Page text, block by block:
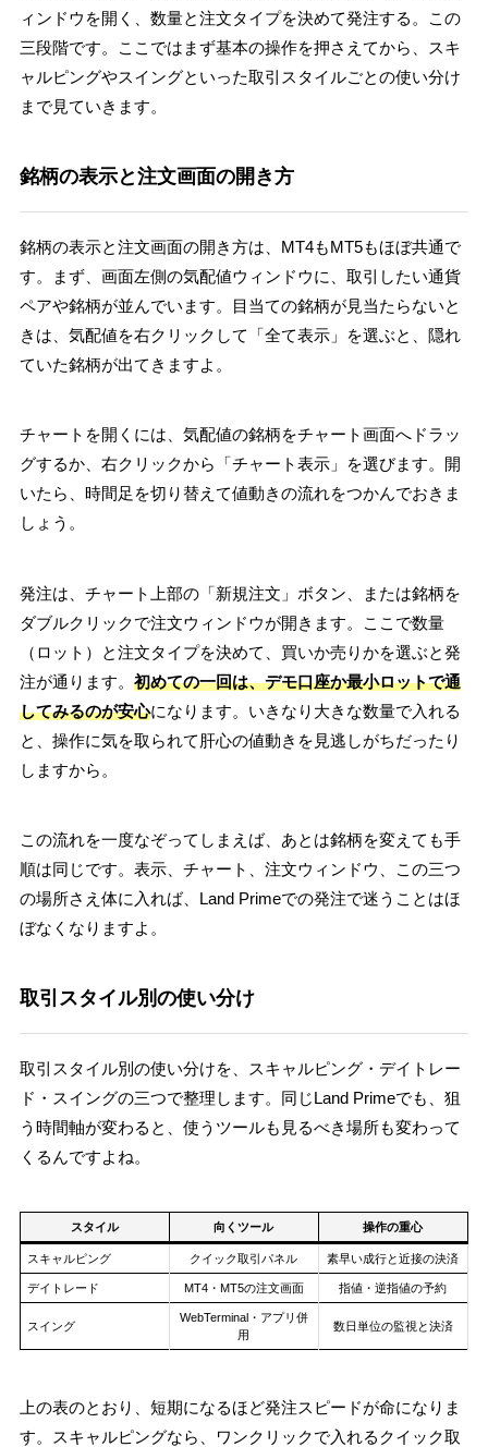
ィンドウを開く、数量と注文タイプを決めて発注する。この
三段階です。ここではまず基本の操作を押さえてから、スキ
ャルピングやスイングといった取引スタイルごとの使い分け
まで見ていきます。
銘柄の表示と注文画面の開き方
銘柄の表示と注文画面の開き方は、MT4もMT5もほぼ共通で
す。まず、画面左側の気配値ウィンドウに、取引したい通貨
ペアや銘柄が並んでいます。目当ての銘柄が見当たらないと
きは、気配値を右クリックして「全て表示」を選ぶと、隠れ
ていた銘柄が出てきますよ。
チャートを開くには、気配値の銘柄をチャート画面へドラッ
グするか、右クリックから「チャート表示」を選びます。開
いたら、時間足を切り替えて値動きの流れをつかんでおきま
しょう。
発注は、チャート上部の「新規注文」ボタン、または銘柄を
ダブルクリックで注文ウィンドウが開きます。ここで数量
（ロット）と注文タイプを決めて、買いか売りかを選ぶと発
注が通ります。 初めての一回は、デモ口座か最小ロットで通
してみるのが安心になります。いきなり大きな数量で入れる
と、操作に気を取られて肝心の値動きを見逃しがちだったり
しますから。
この流れを一度なぞってしまえば、あとは銘柄を変えても手
順は同じです。表示、チャート、注文ウィンドウ、この三つ
の場所さえ体に入れば、Land Primeでの発注で迷うことはほ
ぼなくなりますよ。
取引スタイル別の使い分け
取引スタイル別の使い分けを、スキャルピング・デイトレー
ド・スイングの三つで整理します。同じLand Primeでも、狙
う時間軸が変わると、使うツールも見るべき場所も変わって
くるんですよね。
スタイル 向くツール 操作の重心
スキャルピング クイック取引パネル 素早い成行と近接の決済
デイトレード MT4・MT5の注文画面 指値・逆指値の予約
スイング
WebTerminal・アプリ併
用
数日単位の監視と決済
上の表のとおり、短期になるほど発注スピードが命になりま
す。スキャルピングなら、ワンクリックで入れるクイック取